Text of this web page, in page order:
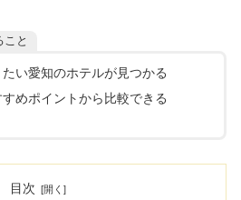
こと
い愛知のホテルが見つかる
めポイントから比較できる
目次